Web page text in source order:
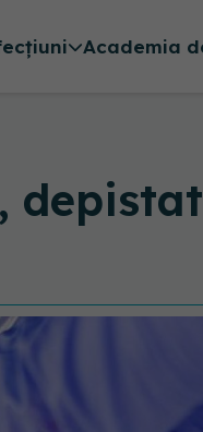
Academia